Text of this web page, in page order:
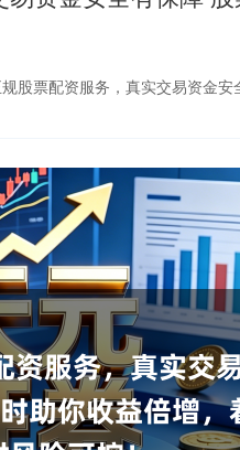
股票配资服务，真实交易资金安